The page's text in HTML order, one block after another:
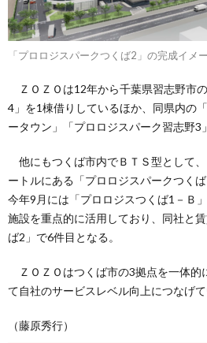
「プロロジスパークつくば2」の完成イメ
ＺＯＺＯは12年から千葉県習志野市
4」を1棟借りしているほか、同県内の
ータウン」「プロロジスパーク習志野3
他にもつくば市内でＢＴＳ型として
ートルにある「プロロジスパークつく
今年9月には「プロロジスつくば1－Ｂ
施設を重点的に活用しており、同社と
ば2」で6件目となる。
ＺＯＺＯはつくば市の3拠点を一体的
て自社のサービスレベル向上につなげて
（藤原秀行）